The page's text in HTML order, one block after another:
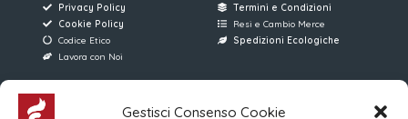
Gestisci Consenso Cookie
Privacy Policy
Cookie Policy
Codice Etico
Lavora con Noi
Termini e Condizioni
Resi e Cambio Merce
Spedizioni Ecologiche
AREE RISERVATE